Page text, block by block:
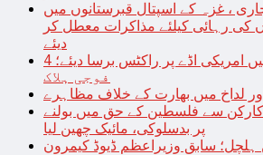
، غزہ کے اسپتال قبرستانوں میں
کی رہائی کیلئے مذاکرات معطل کر
دیئے
حزب اللہ نے شام میں امریکی اڈے پر راکٹس برسا دیئے؛ 4
فوجی ہلاک
لداخ میں بھارت کے خلاف مظاہرے
سے فلسطین کے حق میں بولنے
پر بدسلوکی، مائیک چھین لیا
ہلچل؛ سابق وزیراعظم ڈیوڈ کیمرون